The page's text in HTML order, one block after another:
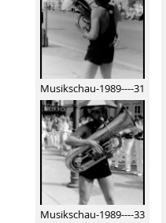
Musikschau-1989----31
Musikschau-1989----33